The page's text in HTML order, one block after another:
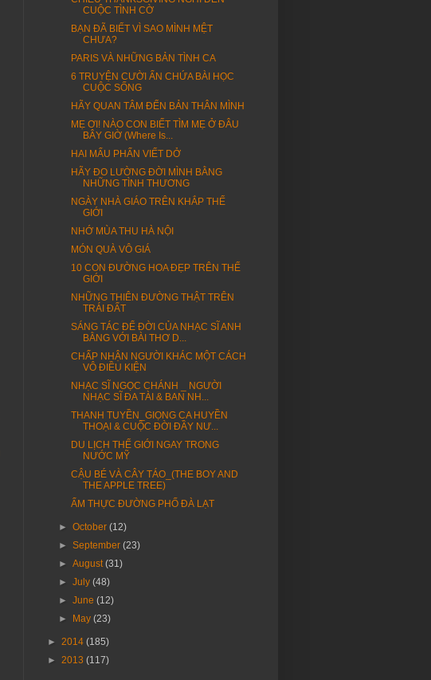
CUỘC TÌNH CỜ
BẠN ĐÃ BIẾT VÌ SAO MÌNH MỆT
CHƯA?
PARIS VÀ NHỮNG BẢN TÌNH CA
6 TRUYỆN CƯỜI ẨN CHỨA BÀI HỌC
CUỘC SỐNG
HÃY QUAN TÂM ĐẾN BẢN THÂN MÌNH
MẸ ƠI! NÀO CON BIẾT TÌM MẸ Ở ĐÂU
BÂY GIỜ (Where Is...
HAI MẨU PHẤN VIẾT DỞ
HÃY ĐO LƯỜNG ĐỜI MÌNH BẰNG
NHỮNG TÌNH THƯƠNG
NGÀY NHÀ GIÁO TRÊN KHẮP THẾ
GIỚI
NHỚ MÙA THU HÀ NỘI
MÓN QUÀ VÔ GIÁ
10 CON ĐƯỜNG HOA ĐẸP TRÊN THẾ
GIỚI
NHỮNG THIÊN ĐƯỜNG THẬT TRÊN
TRÁI ĐẤT
SÁNG TÁC ĐỂ ĐỜI CỦA NHẠC SĨ ANH
BẰNG VỚI BÀI THƠ D...
CHẤP NHẬN NGƯỜI KHÁC MỘT CÁCH
VÔ ĐIỀU KIỆN
NHẠC SĨ NGỌC CHÁNH _ NGƯỜI
NHẠC SĨ ĐA TÀI & BAN NH...
THANH TUYỀN_GIỌNG CA HUYỀN
THOẠI & CUỘC ĐỜI ĐẦY NƯ...
DU LỊCH THẾ GIỚI NGAY TRONG
NƯỚC MỸ
CẬU BÉ VÀ CÂY TÁO_(THE BOY AND
THE APPLE TREE)
ẨM THỰC ĐƯỜNG PHỐ ĐÀ LẠT
►October(12)
►September(23)
►August(31)
►July(48)
►June(12)
►
May(23)
► 2014 (185)
► 2013 (117)